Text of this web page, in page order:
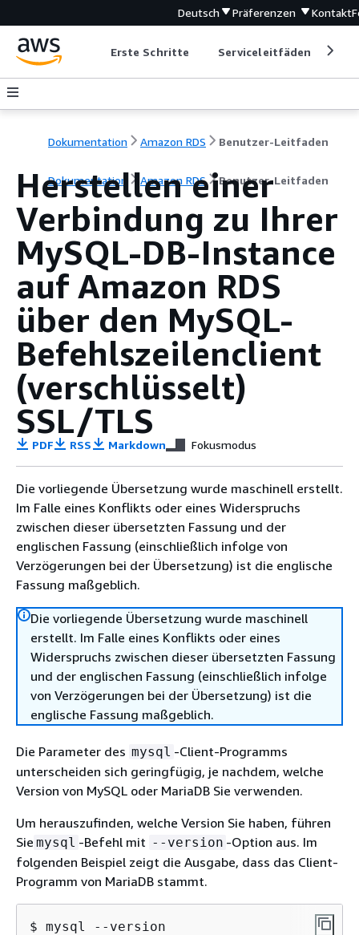
Deutsch Präferenzen Kontakt
Erste Schritte Serviceleitfäden
Dokumentation Amazon RDS Benutzer-Leitfaden
Dokumentation Amazon RDS Benutzer-Leitfaden
Herstellen einer
Verbindung zu Ihrer
MySQL-DB-Instance
auf Amazon RDS
über den MySQL-
Befehlszeilenclient
(verschlüsselt)
SSL/TLS
PDF RSS Markdown Fokusmodus
Die vorliegende Übersetzung wurde maschinell erstellt.
Im Falle eines Konflikts oder eines Widerspruchs
zwischen dieser übersetzten Fassung und der
englischen Fassung (einschließlich infolge von
Verzögerungen bei der Übersetzung) ist die englische
Fassung maßgeblich.
Die vorliegende Übersetzung wurde maschinell
erstellt. Im Falle eines Konflikts oder eines
Widerspruchs zwischen dieser übersetzten Fassung
und der englischen Fassung (einschließlich infolge
von Verzögerungen bei der Übersetzung) ist die
englische Fassung maßgeblich.
Die Parameter des mysql -Client-Programms
unterscheiden sich geringfügig, je nachdem, welche
Version von MySQL oder MariaDB Sie verwenden.
Um herauszufinden, welche Version Sie haben, führen
Sie mysql -Befehl mit --version -Option aus. Im
folgenden Beispiel zeigt die Ausgabe, dass das Client-
Programm von MariaDB stammt.
$ mysql --version